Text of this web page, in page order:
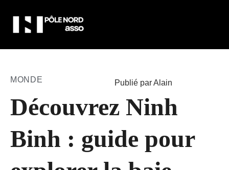
MONDE Publié par Alain
Découvrez Ninh
Binh : guide pour